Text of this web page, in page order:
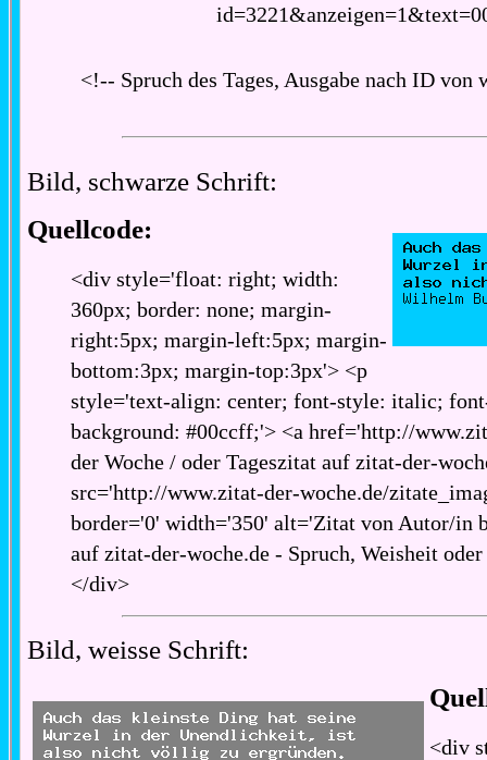
<!-- Spruch des Tages, Ausgabe nach ID
Bild, schwarze Schrift:
Quellcode:
<div style='float: right; width:
360px; border: none; margin-
right:5px; margin-left:5px; margin-
bottom:3px; margin-top:3px'> <p
style='text-align: center; font-style: italic;
background: #00ccff;'> <a href='http://
der Woche / oder Tageszitat auf zitat-der-
src='http://www.zitat-der-woche.de/
border='0' width='350' alt='Zitat von Autor/in
auf zitat-der-woche.de - Spruch, Weisheit
</div>
Bild, weisse Schrift:
<div